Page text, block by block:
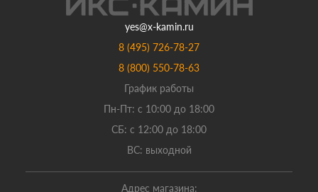
yes@x-kamin.ru
8 (495) 726-78-27
8 (800) 550-78-63
График работы
Пн-Пт: с 10:00 до 18:00
СБ: с 12:00 до 18:00
ВС: выходной
Адрес магазина: